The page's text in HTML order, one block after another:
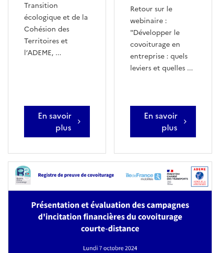
Transition
écologique et de la
Cohésion des
Territoires et
l’ADEME, ...
En savoir
plus
Retour sur le
webinaire :
"Développer le
covoiturage en
entreprise : quels
leviers et quelles ...
En savoir
plus